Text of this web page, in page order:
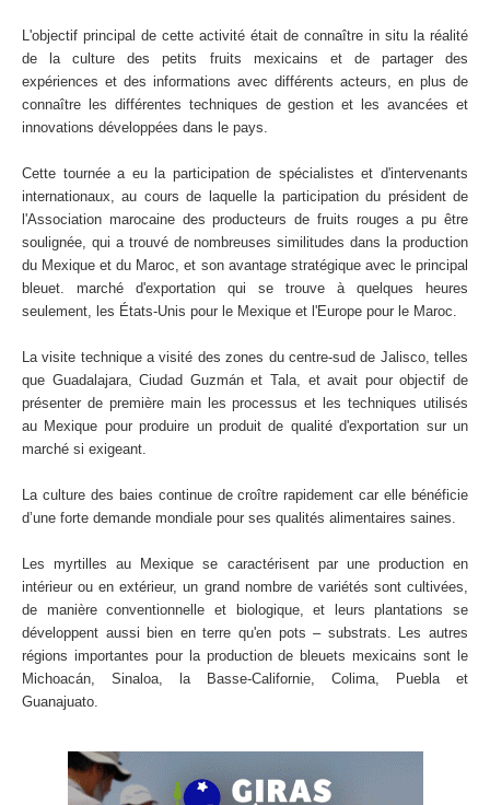
L'objectif principal de cette activité était de connaître in situ la réalité
de la culture des petits fruits mexicains et de partager des
expériences et des informations avec différents acteurs, en plus de
connaître les différentes techniques de gestion et les avancées et
innovations développées dans le pays.
Cette tournée a eu la participation de spécialistes et d'intervenants
internationaux, au cours de laquelle la participation du président de
l'Association marocaine des producteurs de fruits rouges a pu être
soulignée, qui a trouvé de nombreuses similitudes dans la production
du Mexique et du Maroc, et son avantage stratégique avec le principal
bleuet. marché d'exportation qui se trouve à quelques heures
seulement, les États-Unis pour le Mexique et l'Europe pour le Maroc.
La visite technique a visité des zones du centre-sud de Jalisco, telles
que Guadalajara, Ciudad Guzmán et Tala, et avait pour objectif de
présenter de première main les processus et les techniques utilisés
au Mexique pour produire un produit de qualité d'exportation sur un
marché si exigeant.
La culture des baies continue de croître rapidement car elle bénéficie
d’une forte demande mondiale pour ses qualités alimentaires saines.
Les myrtilles au Mexique se caractérisent par une production en
intérieur ou en extérieur, un grand nombre de variétés sont cultivées,
de manière conventionnelle et biologique, et leurs plantations se
développent aussi bien en terre qu'en pots – substrats. Les autres
régions importantes pour la production de bleuets mexicains sont le
Michoacán, Sinaloa, la Basse-Californie, Colima, Puebla et
Guanajuato.